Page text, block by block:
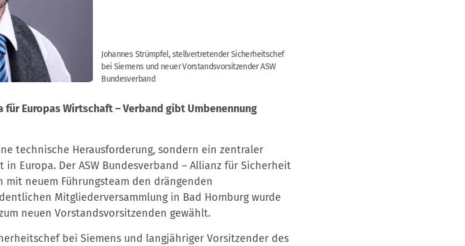
Johannes Strümpfel, stellvertretender Sicherheitschef
bei Siemens und neuer Vorstandsvorsitzender ASW
Bundesverband
Europas Wirtschaft – Verband gibt Umbenennung
technische Herausforderung, sondern ein zentraler
Europa. Der ASW Bundesverband – Allianz für Sicherheit
mit neuem Führungsteam den drängenden
Mitgliederversammlung in Bad Homburg wurde
neuen Vorstandsvorsitzenden gewählt.
bei Siemens und langjähriger Vorsitzender des